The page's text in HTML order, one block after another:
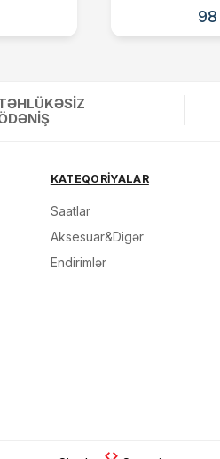
98
KATEQORİYALAR
Saatlar
Aksesuar&Digər
Endirimlər